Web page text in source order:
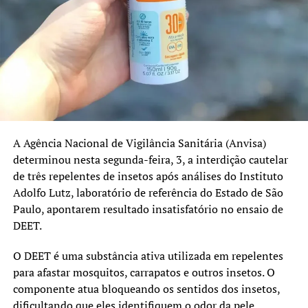
outros ainda apresentam índices abaixo dos 95%
recomendados.
No Rio Grande do Sul, as coberturas registradas em 2025
Pentavalente: 91%
Pneumocócica: 96%
Tríplice Viral: 95%
HPV e sarampo recebem atenção especial
Além da atualização das vacinas de rotina, a campanha
HPV e o sarampo.
O prazo da estratégia extraordinária de vacinação contra
A Agência Nacional de Vigilância Sanitária (Anvisa)
determinou nesta segunda-feira, 3, a interdição cautelar
de três repelentes de insetos após análises do Instituto
Adolfo Lutz, laboratório de referência do Estado de São
Paulo, apontarem resultado insatisfatório no ensaio de
DEET.
O DEET é uma substância ativa utilizada em repelentes
para afastar mosquitos, carrapatos e outros insetos. O
componente atua bloqueando os sentidos dos insetos,